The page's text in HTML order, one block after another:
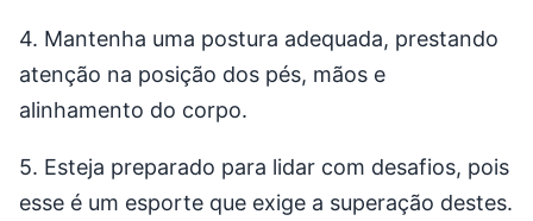
4. Mantenha uma postura adequada, prestando
atenção na posição dos pés, mãos e
alinhamento do corpo.
5. Esteja preparado para lidar com desafios, pois
esse é um esporte que exige a superação destes.